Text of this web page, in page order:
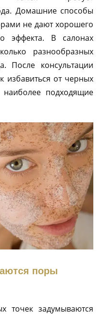
Домашние способы
не дают хорошего
эффекта. В салонах
разнообразных
После консультации
избавиться от черных
подходящие
поры
точек задумываются